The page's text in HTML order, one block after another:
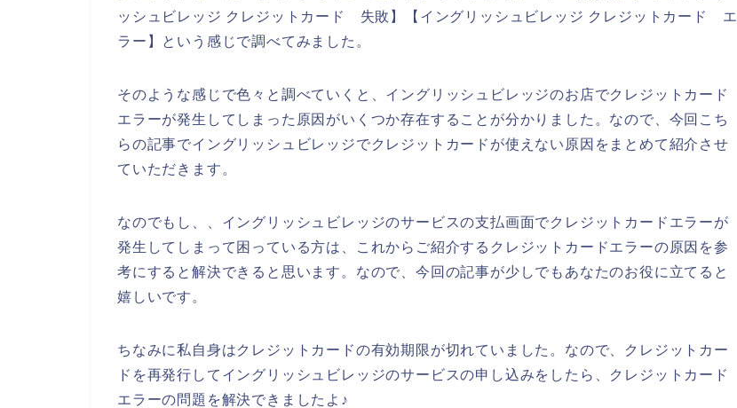
ッシュビレッジ クレジットカード 失敗】【イングリッシュビレッジ クレジットカード エ
ラー】という感じで調べてみました。
そのような感じで色々と調べていくと、イングリッシュビレッジのお店でクレジットカード
エラーが発生してしまった原因がいくつか存在することが分かりました。なので、今回こち
らの記事でイングリッシュビレッジでクレジットカードが使えない原因をまとめて紹介させ
ていただきます。
なのでもし、、イングリッシュビレッジのサービスの支払画面でクレジットカードエラーが
発生してしまって困っている方は、これからご紹介するクレジットカードエラーの原因を参
考にすると解決できると思います。なので、今回の記事が少しでもあなたのお役に立てると
嬉しいです。
ちなみに私自身はクレジットカードの有効期限が切れていました。なので、クレジットカー
ドを再発行してイングリッシュビレッジのサービスの申し込みをしたら、クレジットカード
エラーの問題を解決できましたよ♪